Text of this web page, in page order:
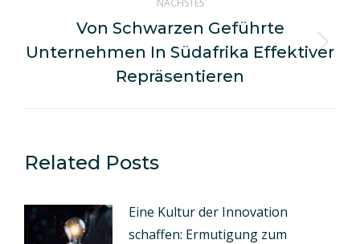
NÄCHSTES
Nächster
Beitrag:
Von Schwarzen Geführte
Unternehmen In Südafrika Effektiver
Repräsentieren
Related Posts
Eine Kultur der Innovation
schaffen: Ermutigung zum